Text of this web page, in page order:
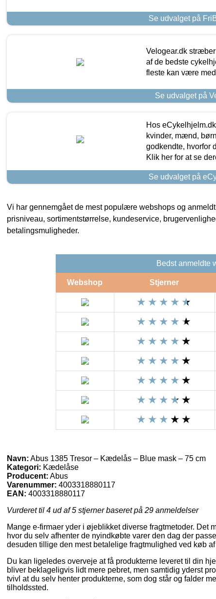
Se udvalget på
Velogear.dk
af de bedste
fleste kan være
Se udvalget på
Hos
kvinder, mænd,
godkendte, hvorfor
Klik her for at se
Se udvalget på
Vi har gennemgået de mest populære webshops og
prisniveau, sortimentstørrelse, kundeservice,
betalingsmuligheder.
Bedst anmeldte
Webshop Stjerner
Navn: Abus 1385 Tresor – Kædelås – Blue mask – 75 cm
Kategori: Kædelåse
Producent: Abus
Varenummer: 4003318880117
EAN: 4003318880117
Vurderet til 4 ud af 5 stjerner baseret på 29 anmeldelser
Mange e-firmaer yder i øjeblikket diverse fragtmetoder. Det
hvor du selv afhenter de nyindkøbte varer den dag der
desuden tillige den mest betalelige fragtmulighed ved køb
Du kan ligeledes overveje at få produkterne leveret til din
bliver beklageligvis lidt mere pebret, men samtidig yderst
tvivl at du selv henter produkterne, som dog står og falder
tilholdssted.